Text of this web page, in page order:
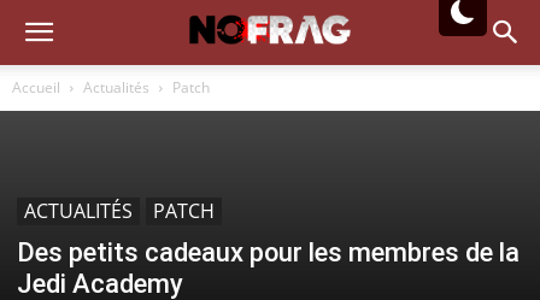
Accueil Actualités Patch
ACTUALITÉS PATCH
Des petits cadeaux pour les membres de la
Jedi Academy